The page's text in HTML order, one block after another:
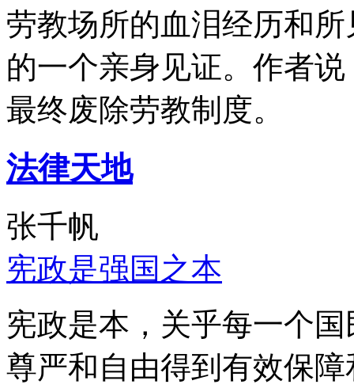
劳教场所的血泪经历和
的一个亲身见证。作者
最终废除劳教制度。
法律天地
张千帆
宪政是强国之本
宪政是本，关乎每一个
尊严和自由得到有效保